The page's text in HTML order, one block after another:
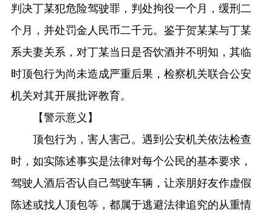
判决丁某犯危险驾驶罪，判处拘役一个月，缓刑二
个月，并处罚金人民币二千元。鉴于贺某某与丁某
系夫妻关系，对丁某当日是否饮酒并不明知，其临
时顶包行为尚未造成严重后果，检察机关联合公安
机关对其开展批评教育。
【警示意义】
顶包行为，害人害己。遇到公安机关依法检查
时，如实陈述事实是法律对每个公民的基本要求，
驾驶人酒后否认自己驾驶车辆，让亲朋好友作虚假
陈述或找人顶包等，都属于逃避法律追究的从重情